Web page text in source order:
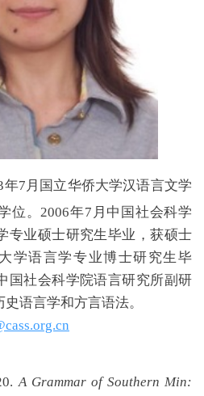
年7月国立华侨大学汉语言文学
位。2006年7月中国社会科学
专业硕士研究生毕业，获硕士
学语言学专业博士研究生毕
国社会科学院语言研究所副研
语言学和方言语法。
A Grammar of Southern Min: